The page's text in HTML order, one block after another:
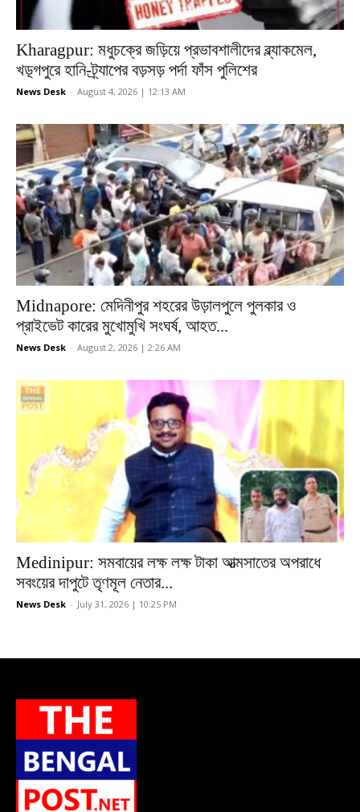
Kharagpur: মধুচক্রে জড়িয়ে প্রভাবশালীদের ব্ল্যাকমেল,
খড়্গপুরে হানি-ট্র্যাপের বড়সড় পর্দা ফাঁস পুলিশের
News Desk - August 4, 2026 | 12:13 AM
Midnapore: মেদিনীপুর শহরের উড়ালপুলে পুলকার ও
প্রাইভেট কারের মুখোমুখি সংঘর্ষ, আহত...
News Desk - August 2, 2026 | 2:26 AM
Medinipur: সমবায়ের লক্ষ লক্ষ টাকা আত্মসাতের অপরাধে
সবংয়ের দাপুটে তৃণমূল নেতার...
News Desk - July 31, 2026 | 10:25 PM